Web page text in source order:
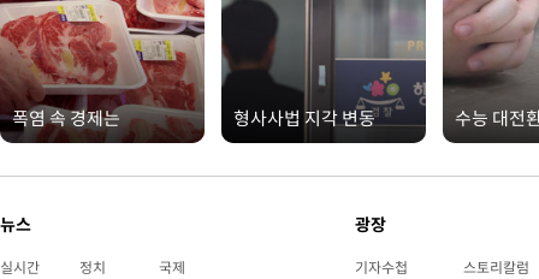
폭염 속 경제는 형사사법 지각 변동 수능 대전
뉴스
실시간 정치 국제
광장
기자수첩 스토리칼럼